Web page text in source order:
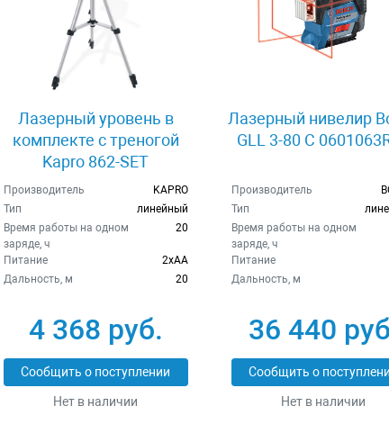
Лазерный уровень в
комплекте с треногой
Kapro 862-SET
Производитель
KAPRO
Тип
линейный
Время работы на одном
заряде, ч
20
Питание
2xAA
Дальность, м
20
4 368 руб.
Сообщить о поступлении
Нет в наличии
Лазерный нивелир
GLL 3-80 C
Производитель
Тип
Время работы на одном
заряде, ч
Питание
Дальность, м
36 440
Сообщить о
Нет в наличии